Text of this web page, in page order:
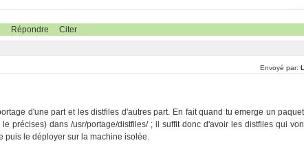
Répondre Citer
Envoyé par:
d'une part et les distfiles d'autres part. En fait quand tu emerge un
précises) dans /usr/portage/distfiles/ ; il suffit donc d'avoir les distfiles qui
puis le déployer sur la machine isolée.